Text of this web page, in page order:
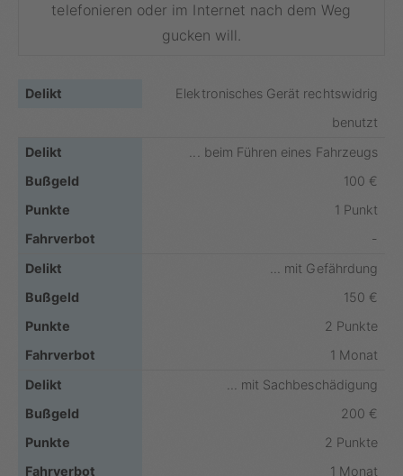
telefonieren oder im Internet nach dem Weg
gucken will.
Elektronisches Gerät rechtswidrig
benutzt
... beim Führen eines Fahrzeugs
100 €
1 Punkt
-
... mit Gefährdung
150 €
2 Punkte
1 Monat
... mit Sachbeschädigung
200 €
2 Punkte
1 Monat